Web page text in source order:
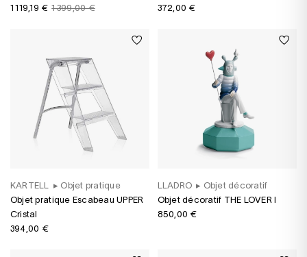
1 119,19 € 1 399,00 €
372,00 €
KARTELL ▸ Objet pratique
Objet pratique Escabeau UPPER
Cristal
394,00 €
LLADRO ▸ Objet décoratif
Objet décoratif THE LOVER I
850,00 €